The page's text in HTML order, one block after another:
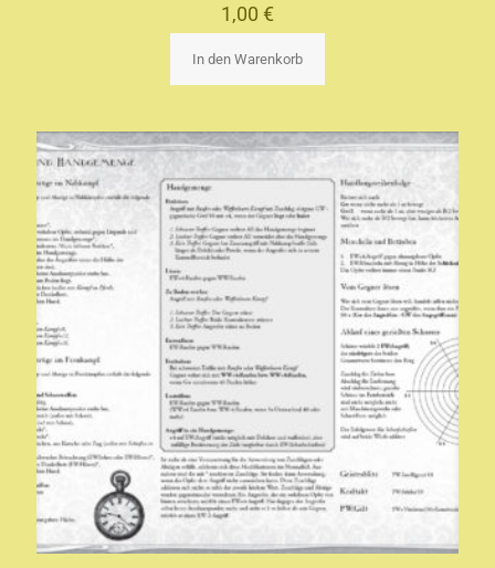
1,00 €
In den Warenkorb